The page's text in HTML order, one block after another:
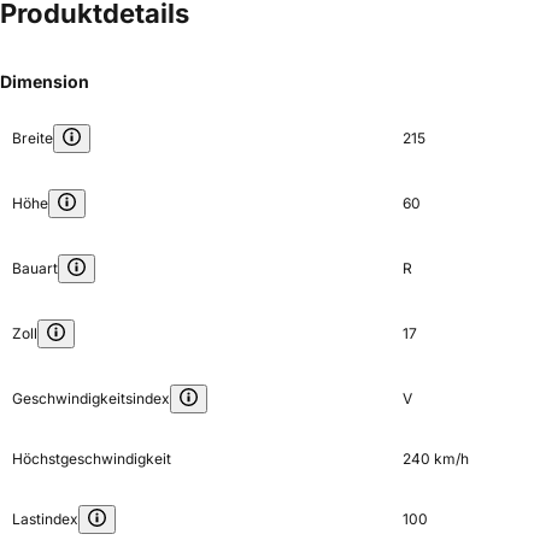
Produktdetails
Dimension
Breite 215
Höhe 60
Bauart R
Zoll 17
Geschwindigkeitsindex V
Höchstgeschwindigkeit 240 km/h
Lastindex 100